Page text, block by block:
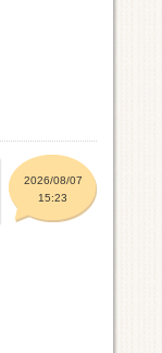
2026/08/07
15:23